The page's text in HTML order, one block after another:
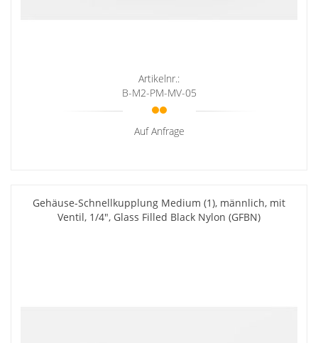
Artikelnr.:
B-M2-PM-MV-05
Auf Anfrage
Gehäuse-Schnellkupplung Medium (1), männlich, mit
Ventil, 1/4", Glass Filled Black Nylon (GFBN)